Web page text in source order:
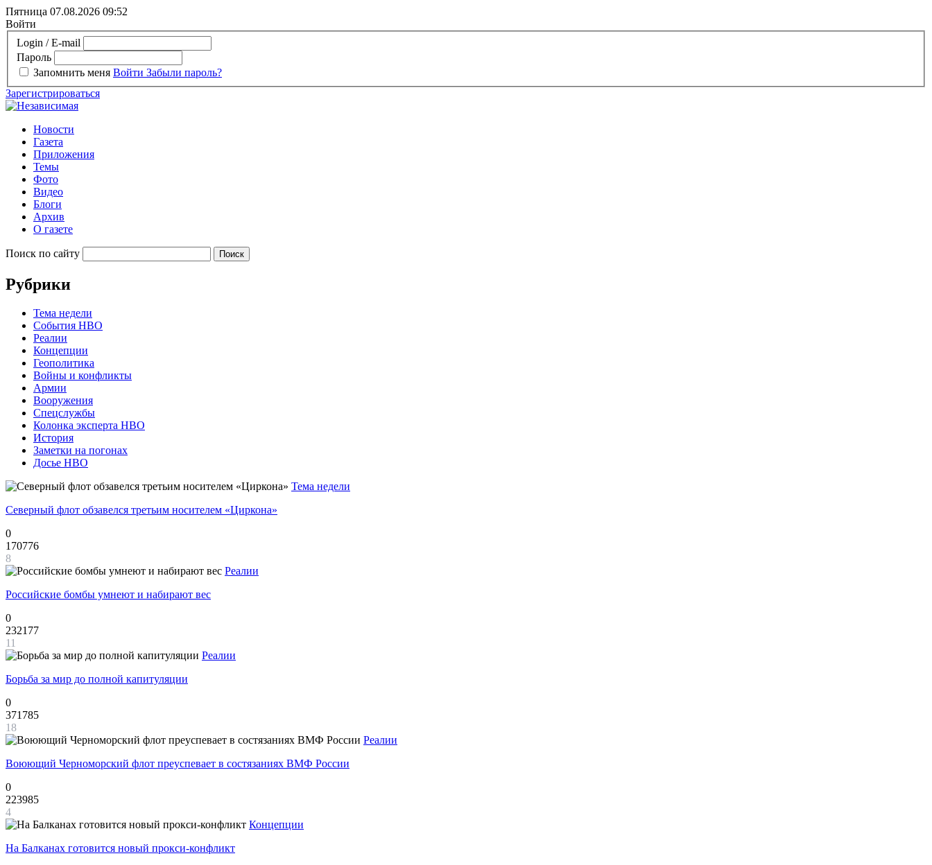
Пятница 07.08.2026 09:52
Войти
Login / E-mail
Пароль
Запомнить меня Войти Забыли пароль?
Зарегистрироваться
Новости
Газета
Приложения
Темы
Фото
Видео
Блоги
Архив
О газете
Поиск по сайту
Рубрики
Тема недели
События НВО
Реалии
Концепции
Геополитика
Войны и конфликты
Армии
Вооружения
Спецслужбы
Колонка эксперта НВО
История
Заметки на погонах
Досье НВО
Тема недели
Северный флот обзавелся третьим носителем «Циркона»
0
170776
8
Реалии
Российские бомбы умнеют и набирают вес
0
232177
11
Реалии
Борьба за мир до полной капитуляции
0
371785
18
Реалии
Воюющий Черноморский флот преуспевает в состязаниях ВМФ России
0
223985
4
Концепции
На Балканах готовится новый прокси-конфликт